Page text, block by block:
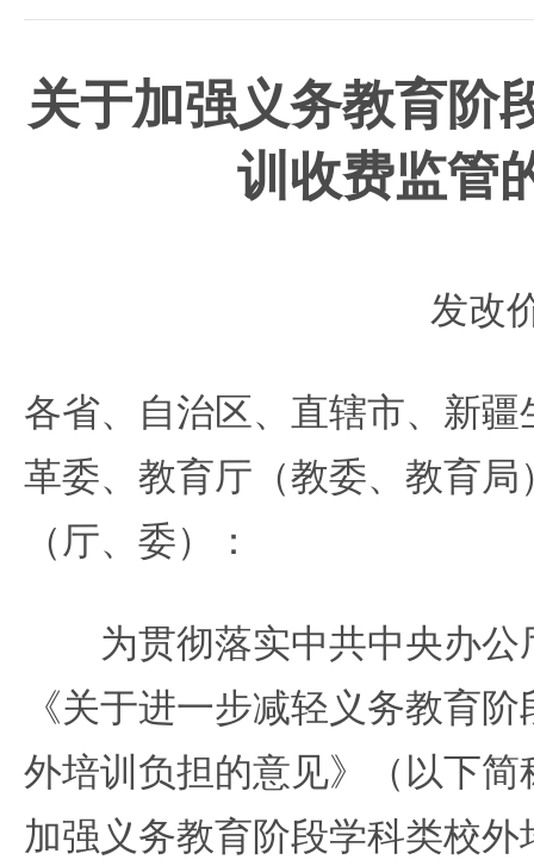
关于加强义务教育阶
训收费监管
发改
各省、自治区、直辖市、新
革委、教育厅（教委、教育
（厅、委）：
为贯彻落实中共中央办公
《关于进一步减轻义务教育
外培训负担的意见》（以下
加强义务教育阶段学科类校